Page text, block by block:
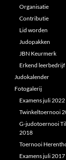
Organisatie
Contributie
Lid worden
Judopakken
JBN Keurmerk
Erkend leerbedrijf
Judokalender
Fotogalerij
Examens juli 2022
Twinkeltoernooi
G-judotoernooi
2018
Toernooi
Examens juli 2017